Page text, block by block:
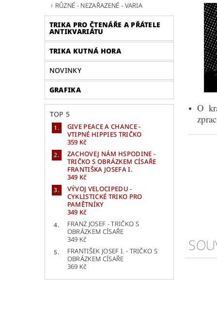
RŮZNÉ - NEZAŘAZENÉ - VARIA
TRIKA PRO ČTENÁŘE A PŘÁTELE
ANTIKVARIÁTU
TRIKA KUTNÁ HORA
NOVINKY
GRAFIKA
TOP 5
GIVE PEACE A CHANCE -
VTIPNÉ HIPPIES TRIČKO
359 Kč
ZACHOVEJ NÁM HSPODINE -
TRIČKO S OBRÁZKEM CÍSAŘE
FRANTIŠKA JOSEFA I.
349 Kč
VÝVOJ VELOCIPEDU -
CYKLISTICKÉ TRIKO PRO
PAMĚTNÍKY
349 Kč
FRANZ JOSEF - TRIČKO S
OBRÁZKEM CÍSAŘE
349 Kč
FRANTIŠEK JOSEF I. - TRIČKO S
OBRÁZKEM CÍSAŘE
369 Kč
O